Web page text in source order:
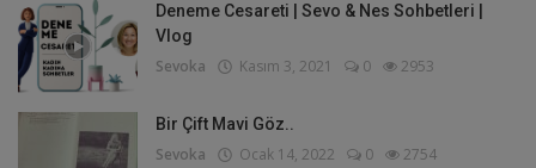
Deneme Cesareti | Sevo & Nes Sohbetleri |
Vlog
Sevoka Kasım 3, 2021 0 2953
Bir Çift Mavi Göz..
Sevoka Ocak 14, 2022 0 2754